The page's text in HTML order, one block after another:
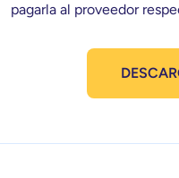
pagarla al proveedor